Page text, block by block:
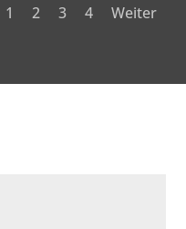
1 2 3 4 Weiter